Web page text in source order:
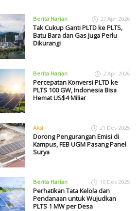
Berita Harian 27 Apr 2026
Tak Cukup Ganti PLTD ke PLTS,
Batu Bara dan Gas Juga Perlu
Dikurangi
Berita Harian 2 Apr 2026
Percepatan Konversi PLTD ke
PLTS 100 GW, Indonesia Bisa
Hemat US$4 Miliar
Aksi 21 Des 2025
Dorong Pengurangan Emisi di
Kampus, FEB UGM Pasang Panel
Surya
Berita Harian 16 Des 2025
Perhatikan Tata Kelola dan
Pendanaan untuk Wujudkan
PLTS 1 MW per Desa